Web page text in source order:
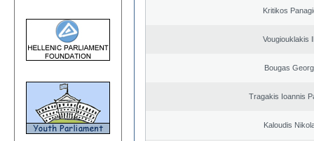
Kritikos
Vougiouklakis
Bougas
Tragakis Ioannis
Kaloudis